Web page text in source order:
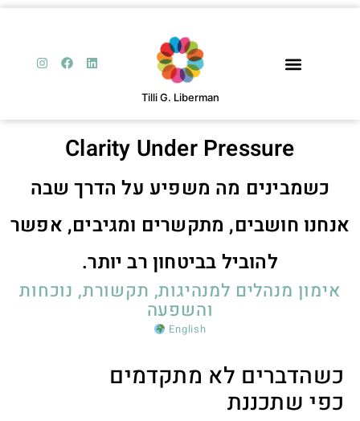
Tilli G. Liberman
Clarity Under Pressure
אימון מנהלים למנהיגות, תקשורת, נוכחות
והשפעה
כשמבינים מה משפיע על הדרך שבה
חושבים, מתקשרים ומגיבים, אפשר
להוביל בביטחון רב יותר.
English
כשהדברים לא מתקדמים
כפי שתכננת